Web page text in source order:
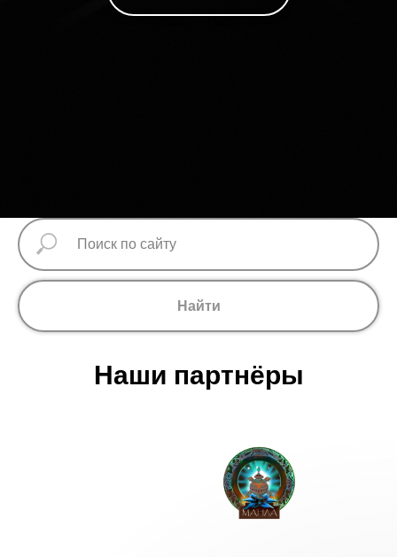
Найти
Наши партнёры